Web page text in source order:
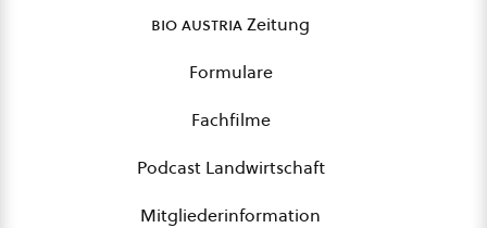
bio austriaZeitung
Formulare
Fachfilme
Podcast Landwirtschaft
Mitgliederinformation